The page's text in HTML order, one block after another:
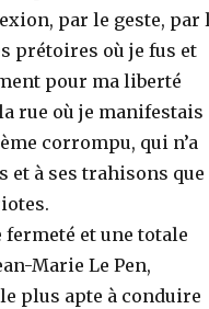
par le geste, par
prétoires où je fus et
pour ma liberté
rue où je manifestais
corrompu, qui n’a
et à ses trahisons que
fermeté et une totale
Marie Le Pen,
plus apte à conduire